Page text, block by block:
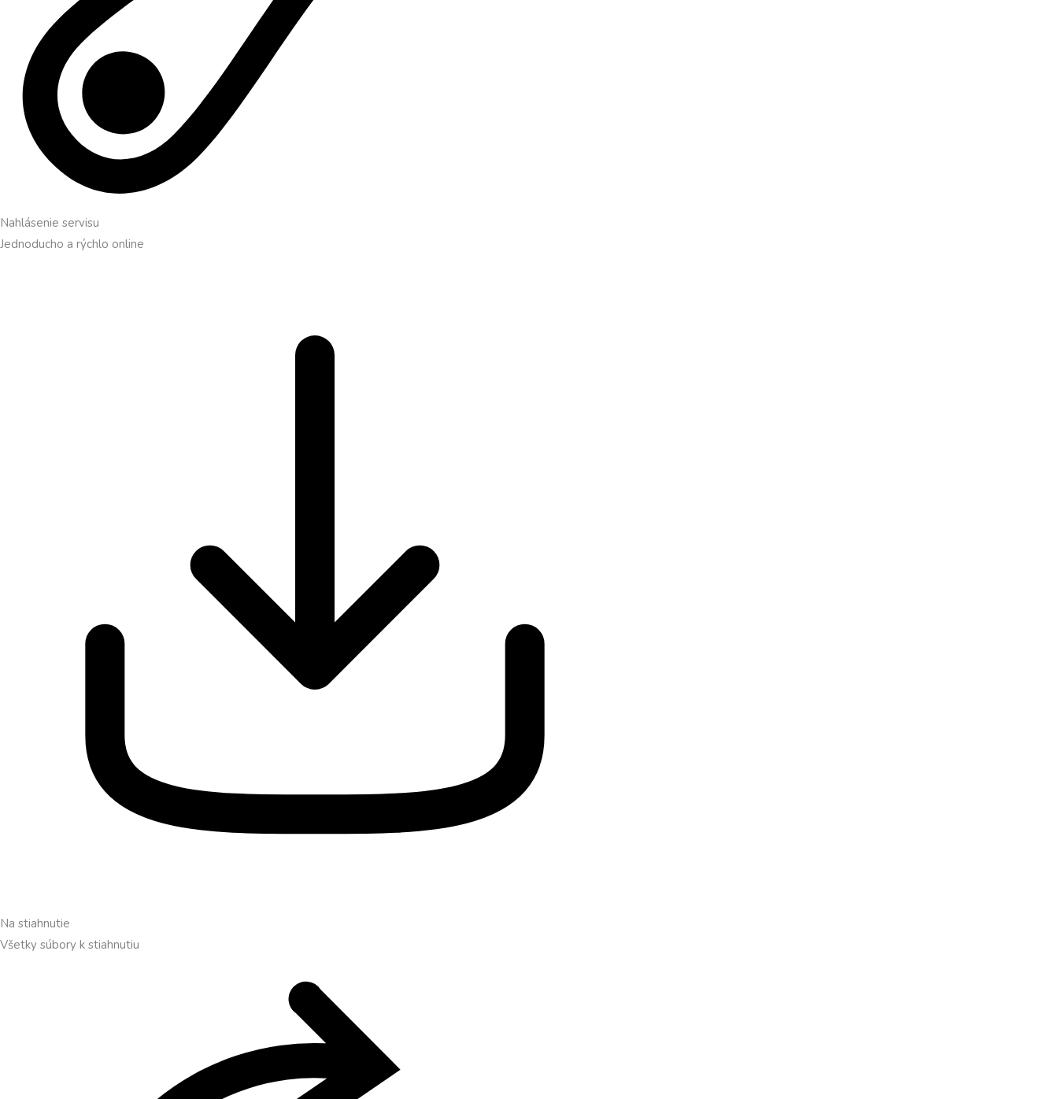
Nahlásenie servisu
Jednoducho a rýchlo online
Na stiahnutie
Všetky súbory k stiahnutiu